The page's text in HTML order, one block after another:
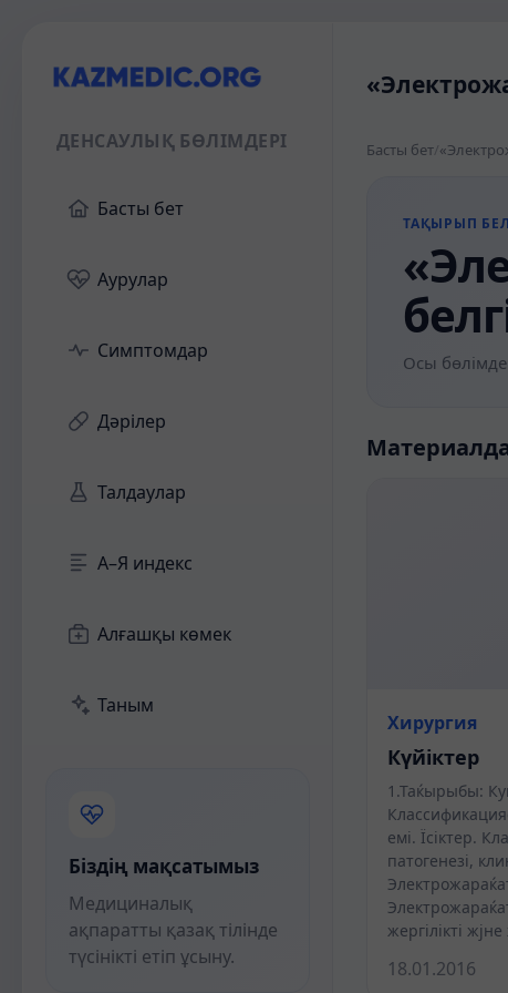
ДЕНСАУЛЫҚ БӨЛІМДЕРІ
Басты бет
Аурулар
Симптомдар
Дәрілер
Талдаулар
А–Я индекс
Алғашқы көмек
Таным
Біздің мақсатымыз
Медициналық
ақпаратты қазақ тілінде
түсінікті етіп ұсыну.
Басты бет/
ТАҚЫРЫП
Осы
Хирургия
Күйіктер
1.Таќырыбы:
емі. Їсіктер.
патогенезі,
жергілікті
18.01.2016